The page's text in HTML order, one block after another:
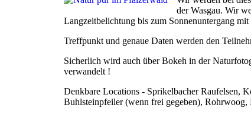
der Wasgau. Wir
Langzeitbelichtung bis zum Sonnenuntergang
Treffpunkt und genaue Daten werden den
Sicherlich wird auch über Bokeh in der
verwandelt !
Denkbare Locations - Sprikelbacher Raufelsen,
Buhlsteinpfeiler (wenn frei gegeben),